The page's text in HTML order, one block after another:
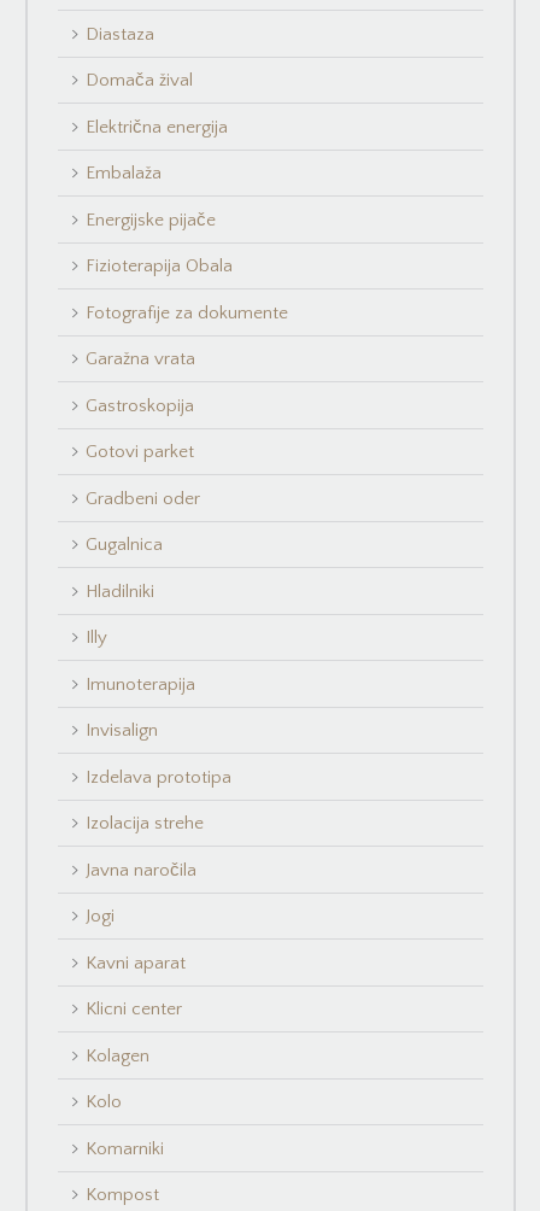
Diastaza
Domača žival
Električna energija
Embalaža
Energijske pijače
Fizioterapija Obala
Fotografije za dokumente
Garažna vrata
Gastroskopija
Gotovi parket
Gradbeni oder
Gugalnica
Hladilniki
Illy
Imunoterapija
Invisalign
Izdelava prototipa
Izolacija strehe
Javna naročila
Jogi
Kavni aparat
Klicni center
Kolagen
Kolo
Komarniki
Kompost